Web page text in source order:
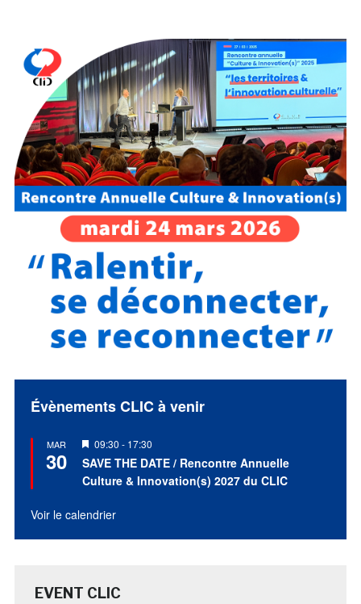
Évènements CLIC à venir
MAR
30
Mis
en
avant
09:30 - 17:30
SAVE THE DATE / Rencontre Annuelle
Culture & Innovation(s) 2027 du CLIC
Voir le calendrier
EVENT CLIC